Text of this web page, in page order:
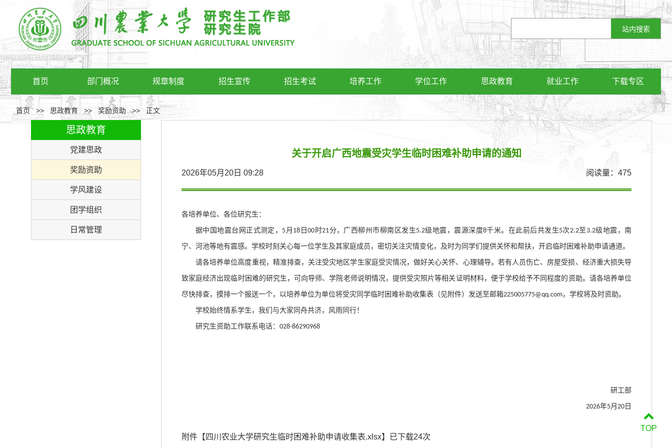
首页 部门概况 规章制度 招生宣传 招生考试 培养工作 学位工作 思政教育 就业工作 下载专区
首页>> 思政教育 >> 奖励资助 >> 正文
思政教育
党建思政
奖励资助
学风建设
团学组织
日常管理
关于开启广西地震受灾学生临时困难补助申请的通知
2026年05月20日 09:28 阅读量： 475
各培养单位、各位研究生 ：
据中国地震台网正式测定， 5月 18 日00 时21分，广西柳州市柳南区发生5.2级地震，震源深度8千米。在此前后共发生5次2.2至 3.2级地震，南
宁、河池等地有震感。学校时刻关心每一位学生及其家庭成员，密切关注灾情变化，及时为同学们提供关怀和帮扶，开启临时困难补助申请通道。
请各培养单位高度重视，精准排查，关注受灾地区学生家庭受灾情况，做好关心关怀、心理辅导。若有人员伤亡、房屋受损、经济重大损失导
致家庭经济出现临时困难的研究生 ，可向导师、学院老师说明情况，提供受灾照片等相关证明材料，便于学校给予不同程度的资助。请各培养单位
尽快排查，摸排一个报送一个，以培养单位为单位将受灾同学临时困难补助收集表（见附件）发送至邮箱225005775@qq.com，学校将及时资助。
学校始终情系学生，我们与大家同舟共济，风雨同行！
研究生资助工作联系电话： 028-86290968
研工部
2026年5月 20 日
附件【四川农业大学研究生临时困难补助申请收集表.xlsx】已下载24次
TOP